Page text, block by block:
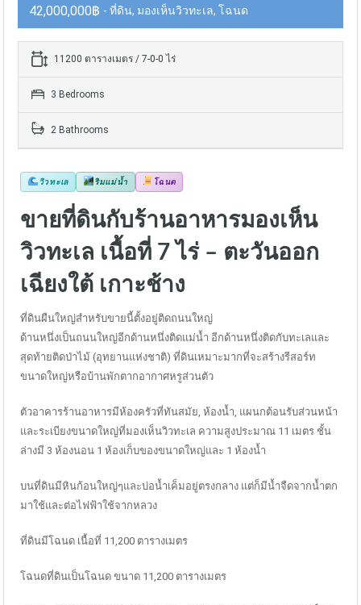
42,000,000฿ - ที่ดิน, มองเห็นวิวทะเล, โฉนด
11200 ตารางเมตร / 7-0-0 ไร่
3 Bedrooms
2 Bathrooms
วิวทะเล ริมแม่น้ำ โฉนด
ขายที่ดินกับร้านอาหารมองเห็น
วิวทะเล เนื้อที่ 7 ไร่ – ตะวันออก
เฉียงใต้ เกาะช้าง
ที่ดินผืนใหญ่สำหรับขายนี้ตั้งอยู่ติดถนนใหญ่
ด้านหนึ่งเป็นถนนใหญ่อีกด้านหนึ่งติดแม่น้ำ อีกด้านหนึ่งติดกับทะเลและ
สุดท้ายติดป่าไม้ (อุทยานแห่งชาติ) ที่ดินเหมาะมากที่จะสร้างรีสอร์ท
ขนาดใหญ่หรือบ้านพักตากอากาศหรูส่วนตัว
ตัวอาคารร้านอาหารมีห้องครัวที่ทันสมัย, ห้องน้ำ, แผนกต้อนรับส่วนหน้า
และระเบียงขนาดใหญ่ที่มองเห็นวิวทะเล ความสูงประมาณ 11 เมตร ชั้น
ล่างมี 3 ห้องนอน 1 ห้องเก็บของขนาดใหญ่และ 1 ห้องน้ำ
บนที่ดินมีหินก้อนใหญ่ๆและบ่อน้ำเค็มอยู่ตรงกลาง แต่ก็มีน้ำจืดจากน้ำตก
มาใช้และต่อไฟฟ้าใช้จากหลวง
ที่ดินมีโฉนด เนื้อที่ 11,200 ตารางเมตร
โฉนดที่ดินเป็นโฉนด ขนาด 11,200 ตารางเมตร